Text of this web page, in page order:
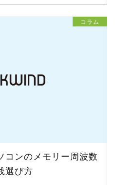
コラム
コンのメモリー周波数
選び方